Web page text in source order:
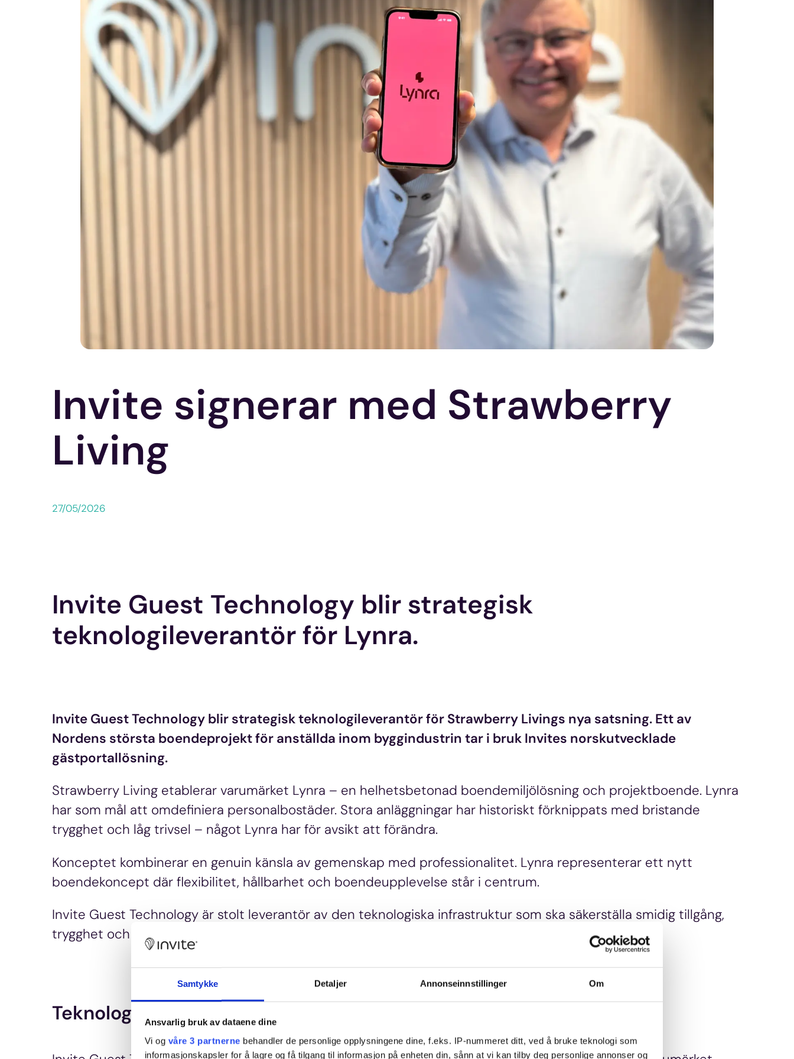
Samtykke Detaljer Annonseinnstillinger Om
Ansvarlig bruk av dataene dine
Vi og våre 3 partnerne behandler de personlige opplysningene dine, f.eks. IP-nummeret ditt, ved å bruke teknologi som
informasjonskapsler for å lagre og få tilgang til informasjon på enheten din, sånn at vi kan tilby deg personlige annonser og
Invite signerar med Strawberry
Living
27/05/2026
Invite Guest Technology blir strategisk
teknologileverantör för Lynra.
Invite Guest Technology blir strategisk teknologileverantör för Strawberry Livings nya satsning. Ett av
Nordens största boendeprojekt för anställda inom byggindustrin tar i bruk Invites norskutvecklade
gästportallösning.
Strawberry Living etablerar varumärket Lynra – en helhetsbetonad boendemiljölösning och projektboende. Lynra
har som mål att omdefiniera personalbostäder. Stora anläggningar har historiskt förknippats med bristande
trygghet och låg trivsel – något Lynra har för avsikt att förändra.
Konceptet kombinerar en genuin känsla av gemenskap med professionalitet. Lynra representerar ett nytt
boendekoncept där flexibilitet, hållbarhet och boendeupplevelse står i centrum.
Invite Guest Technology är stolt leverantör av den teknologiska infrastruktur som ska säkerställa smidig tillgång,
trygghet och en modern digital gästresa för de boende.
Teknologi för trygghet och tillgänglighet